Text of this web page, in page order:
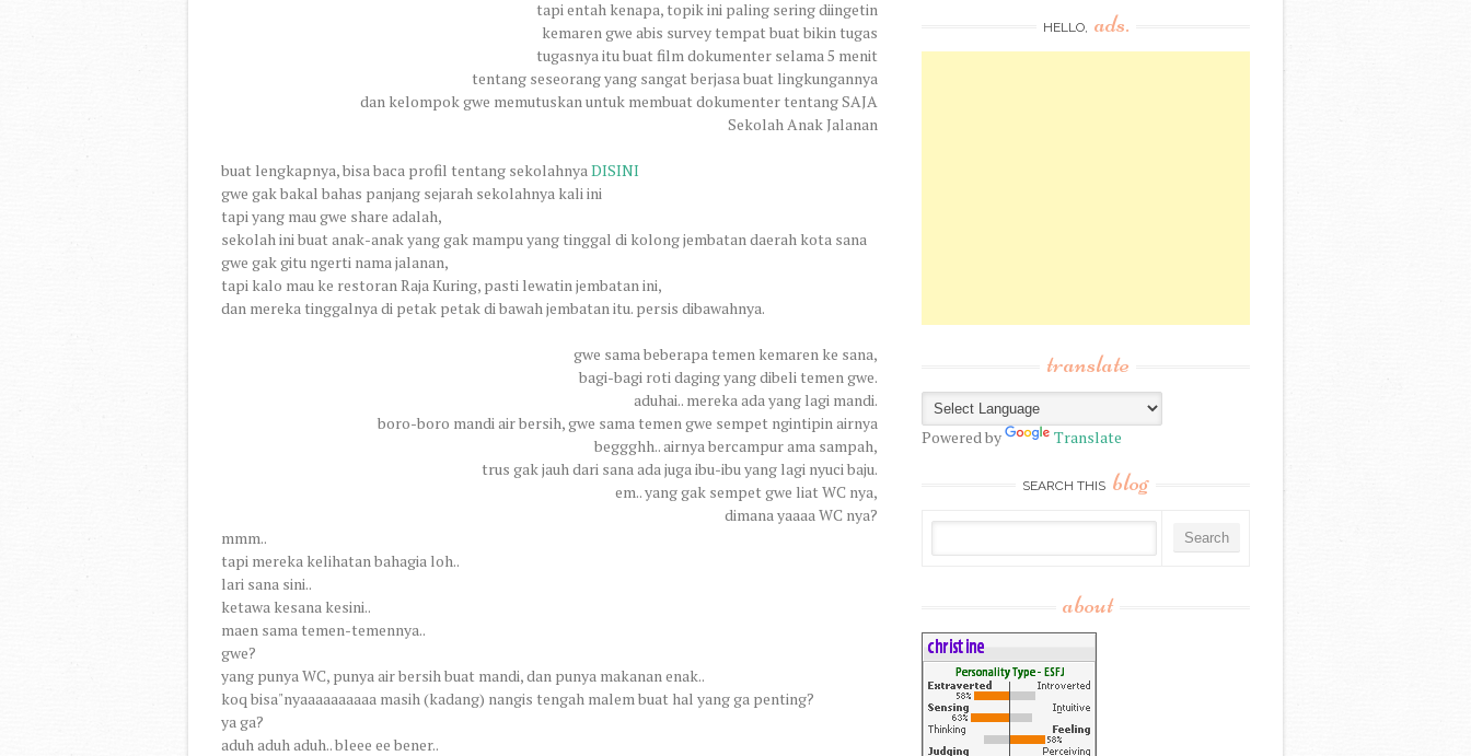
tapi entah kenapa, topik ini paling sering diingetin
kemaren gwe abis survey tempat buat bikin tugas
tugasnya itu buat film dokumenter selama 5 menit
tentang seseorang yang sangat berjasa buat lingkungannya
dan kelompok gwe memutuskan untuk membuat dokumenter tentang SAJA
Sekolah Anak Jalanan
buat lengkapnya, bisa baca profil tentang sekolahnyaDISINI
gwe gak bakal bahas panjang sejarah sekolahnya kali ini
tapi yang mau gwe share adalah,
sekolah ini buat anak-anak yang gak mampu yang tinggal di kolong jembatan daerah kota sana
gwe gak gitu ngerti nama jalanan,
tapi kalo mau ke restoran Raja Kuring, pasti lewatin jembatan ini,
dan mereka tinggalnya di petak petak di bawah jembatan itu. persis dibawahnya.
gwe sama beberapa temen kemaren ke sana,
bagi-bagi roti daging yang dibeli temen gwe.
aduhai.. mereka ada yang lagi mandi.
boro-boro mandi air bersih, gwe sama temen gwe sempet ngintipin airnya
beggghh.. airnya bercampur ama sampah,
trus gak jauh dari sana ada juga ibu-ibu yang lagi nyuci baju.
em.. yang gak sempet gwe liat WC nya,
dimana yaaaa WC nya?
mmm..
tapi mereka kelihatan bahagia loh..
lari sana sini..
ketawa kesana kesini..
maen sama temen-temennya..
gwe?
yang punya WC, punya air bersih buat mandi, dan punya makanan enak..
koq bisa"nyaaaaaaaaaa masih (kadang) nangis tengah malem buat hal yang ga penting?
ya ga?
aduh aduh aduh.. bleee ee bener..
HELLO, ads.
translate
Powered by Translate
SEARCH THIS blog
about